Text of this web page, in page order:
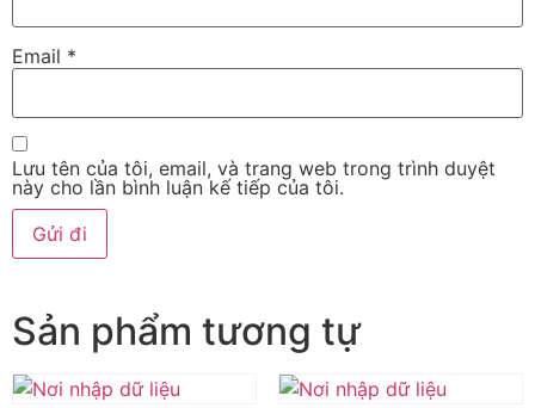
Email *
Lưu tên của tôi, email, và trang web trong trình duyệt
này cho lần bình luận kế tiếp của tôi.
Sản phẩm tương tự